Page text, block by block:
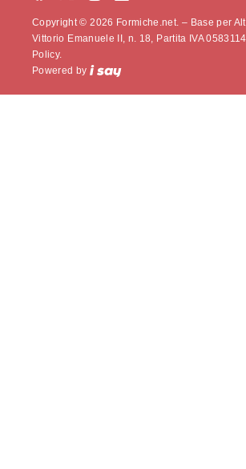
Copyright © 2026 Formiche.net. – Base per
Vittorio Emanuele II, n. 18, Partita IVA
Policy.
Powered by